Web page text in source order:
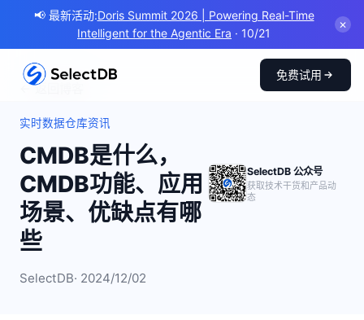
📢 最新活动:Doris Summit 2026 | Powering Real-Time
Intelligent for the Agentic Era · 10/21
✕
免费试用
← 返回博客
实时数据仓库资讯
CMDB是什么，
CMDB功能、应用
场景、优缺点有哪
些
SelectDB· 2024/12/02
SelectDB 公众号
获取技术干货和产品动
态